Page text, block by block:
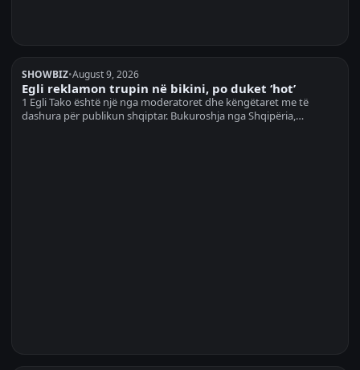
SHOWBIZ•August 9, 2026
Egli reklamon trupin në bikini, po duket ‘hot’
1 Egli Tako është një nga moderatoret dhe këngëtaret me të
dashura për publikun shqiptar. Bukuroshja nga Shqipëria,…